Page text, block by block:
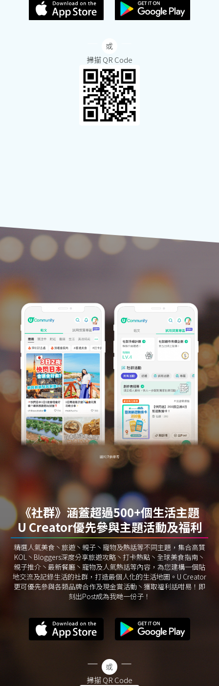
掃描 QR Code
《社群》涵蓋超過500+個生活主題
U Creator優先參與主題活動及福利
精選人氣美食丶旅遊丶親子丶寵物及熱話等不同主題，集合高質
KOL丶Bloggers深度分享旅遊攻略丶打卡熱點丶全球美食指南丶
親子推介丶最新餐廳丶寵物及人氣熱話等內容，為您建構一個貼
地交流及記錄生活的社群，打造最個人化的生活地圖。U Creator
更可優先參與各類品牌合作及現金賞活動丶獲取福利話咁易！即
刻出Post成為我哋一份子！
掃描 QR Code